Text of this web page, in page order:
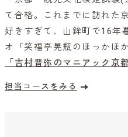
て合格。これまでに訪れた
好きすぎて、山鉾町で16年
オ「笑福亭晃瓶のほっかほ
「吉村晋弥のマニアック京
担当コースをみる